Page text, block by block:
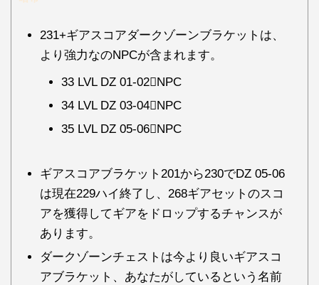
231+ギアスコアダークゾーンブラケットは、
より強力なのNPCが含まれます。
33 LVL DZ 01-02NPC
34 LVL DZ 03-04NPC
35 LVL DZ 05-06NPC
ギアスコアブラケット201から230でDZ 05-06
は現在229ハイ終了し、268ギアセットのスコ
アを獲得してギアをドロップするチャンスが
あります。
ダークゾーンチェストは今より良いギアスコ
アブラケット、あなたがしているという名前